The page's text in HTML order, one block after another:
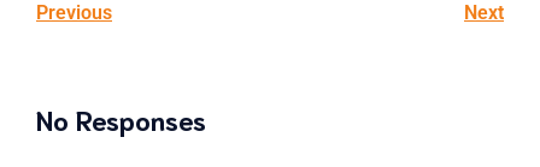
Previous Next
No Responses